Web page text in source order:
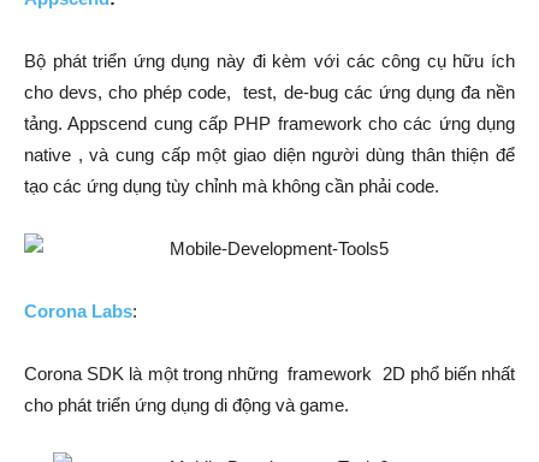
Bộ phát triển ứng dụng này đi kèm với các công cụ hữu ích
cho devs, cho phép code, test, de-bug các ứng dụng đa nền
tảng. Appscend cung cấp PHP framework cho các ứng dụng
native , và cung cấp một giao diện người dùng thân thiện để
tạo các ứng dụng tùy chỉnh mà không cần phải code.
Corona Labs:
Corona SDK là một trong những framework 2D phổ biến nhất
cho phát triển ứng dụng di động và game.